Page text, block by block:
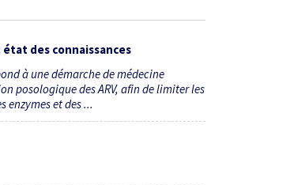
des connaissances
à une démarche de médecine
posologique des ARV, afin de limiter les
enzymes et des ...